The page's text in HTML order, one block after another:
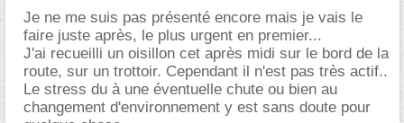
Je ne me suis pas présenté encore mais je vais le
faire juste après, le plus urgent en premier...
J'ai recueilli un oisillon cet après midi sur le bord de la
route, sur un trottoir. Cependant il n'est pas très actif..
Le stress du à une éventuelle chute ou bien au
changement d'environnement y est sans doute pour